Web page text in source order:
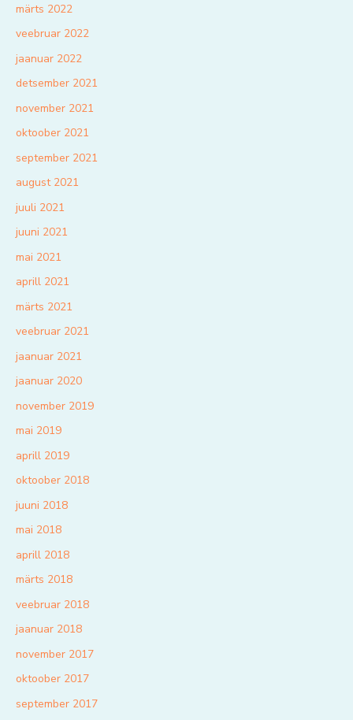
märts 2022
veebruar 2022
jaanuar 2022
detsember 2021
november 2021
oktoober 2021
september 2021
august 2021
juuli 2021
juuni 2021
mai 2021
aprill 2021
märts 2021
veebruar 2021
jaanuar 2021
jaanuar 2020
november 2019
mai 2019
aprill 2019
oktoober 2018
juuni 2018
mai 2018
aprill 2018
märts 2018
veebruar 2018
jaanuar 2018
november 2017
oktoober 2017
september 2017